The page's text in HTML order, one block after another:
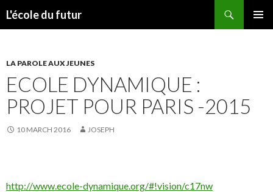
L'école du futur
LA PAROLE AUX JEUNES
ECOLE DYNAMIQUE :
PROJET POUR PARIS -2015
10 MARCH 2016 JOSEPH
http://www.ecole-dynamique.org/#!vision/c17nw